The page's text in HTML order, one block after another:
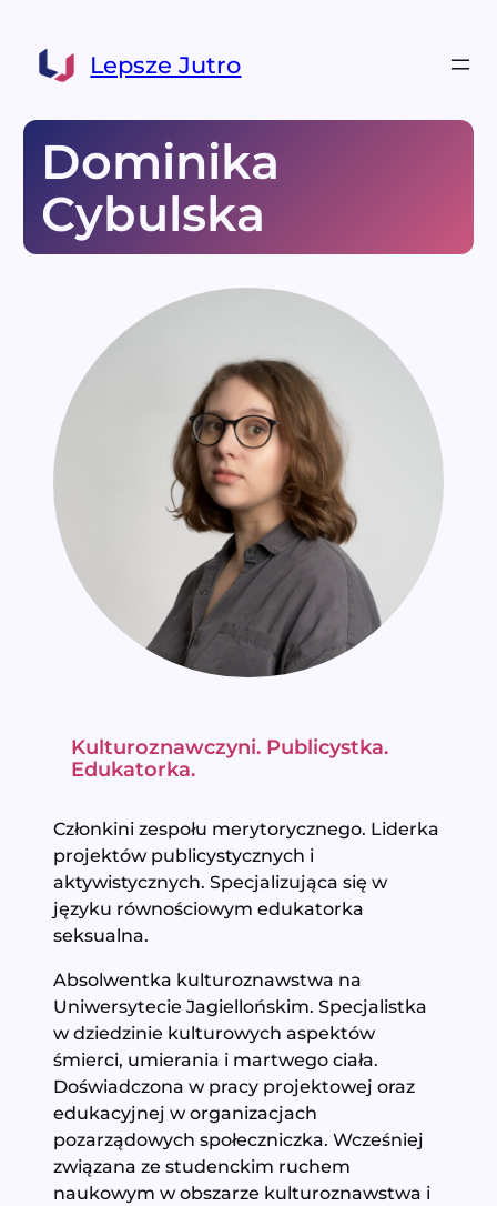
Lepsze Jutro
Dominika
Cybulska
Kulturoznawczyni. Publicystka.
Edukatorka.
Członkini zespołu merytorycznego. Liderka
projektów publicystycznych i
aktywistycznych. Specjalizująca się w
języku równościowym edukatorka
seksualna.
Absolwentka kulturoznawstwa na
Uniwersytecie Jagiellońskim. Specjalistka
w dziedzinie kulturowych aspektów
śmierci, umierania i martwego ciała.
Doświadczona w pracy projektowej oraz
edukacyjnej w organizacjach
pozarządowych społeczniczka. Wcześniej
związana ze studenckim ruchem
naukowym w obszarze kulturoznawstwa i